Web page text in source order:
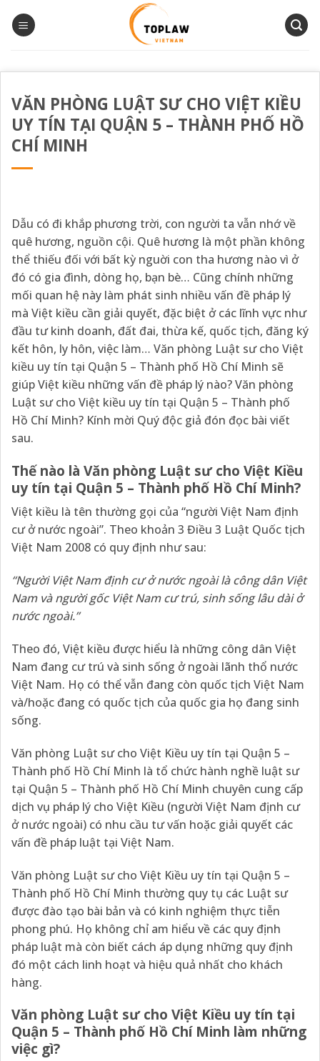
qua
VĂN PHÒNG LUẬT SƯ CHO VIỆT KIỀU
UY TÍN TẠI QUẬN 5 – THÀNH PHỐ HỒ
CHÍ MINH
Dẫu có đi khắp phương trời, con người ta vẫn nhớ về
quê hương, nguồn cội. Quê hương là một phần không
thể thiếu đối với bất kỳ nguời con tha hương nào vì ở
đó có gia đình, dòng họ, bạn bè… Cũng chính những
mối quan hệ này làm phát sinh nhiều vấn đề pháp lý
mà Việt kiều cần giải quyết, đặc biệt ở các lĩnh vực như
đầu tư kinh doanh, đất đai, thừa kế, quốc tịch, đăng ký
kết hôn, ly hôn, việc làm… Văn phòng Luật sư cho Việt
kiều uy tín tại Quận 5 – Thành phố Hồ Chí Minh sẽ
giúp Việt kiều những vấn đề pháp lý nào? Văn phòng
Luật sư cho Việt kiều uy tín tại Quận 5 – Thành phố
Hồ Chí Minh? Kính mời Quý độc giả đón đọc bài viết
sau.
Thế nào là Văn phòng Luật sư cho Việt Kiều
uy tín tại Quận 5 – Thành phố Hồ Chí Minh?
Việt kiều là tên thường gọi của “người Việt Nam định
cư ở nước ngoài”. Theo khoản 3 Điều 3 Luật Quốc tịch
Việt Nam 2008 có quy định như sau:
“Người Việt Nam định cư ở nước ngoài là công dân Việt
Nam và người gốc Việt Nam cư trú, sinh sống lâu dài ở
nước ngoài.”
Theo đó, Việt kiều được hiểu là những công dân Việt
Nam đang cư trú và sinh sống ở ngoài lãnh thổ nước
Việt Nam. Họ có thể vẫn đang còn quốc tịch Việt Nam
và/hoặc đang có quốc tịch của quốc gia họ đang sinh
sống.
Văn phòng Luật sư cho Việt Kiều uy tín tại Quận 5 –
Thành phố Hồ Chí Minh là tổ chức hành nghề luật sư
tại Quận 5 – Thành phố Hồ Chí Minh chuyên cung cấp
dịch vụ pháp lý cho Việt Kiều (người Việt Nam định cư
ở nước ngoài) có nhu cầu tư vấn hoặc giải quyết các
vấn đề pháp luật tại Việt Nam.
Văn phòng Luật sư cho Việt Kiều uy tín tại Quận 5 –
Thành phố Hồ Chí Minh thường quy tụ các Luật sư
được đào tạo bài bản và có kinh nghiệm thực tiễn
phong phú. Họ không chỉ am hiểu về các quy định
pháp luật mà còn biết cách áp dụng những quy định
đó một cách linh hoạt và hiệu quả nhất cho khách
hàng.
Văn phòng Luật sư cho Việt Kiều uy tín tại
Quận 5 – Thành phố Hồ Chí Minh làm những
việc gì?